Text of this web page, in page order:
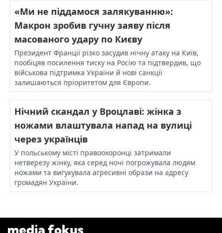
«Ми не піддамося залякуванню»:
Макрон зробив гучну заяву після
масованого удару по Києву
Президент Франції різко засудив нічну атаку на Київ,
пообіцяв посилення тиску на Росію та підтвердив, що
військова підтримка України й нові санкції
залишаються пріоритетом для Європи.
Нічний скандал у Вроцлаві: жінка з
ножами влаштувала напад на вулиці
через українців
У польському місті правоохоронці затримали
нетверезу жінку, яка серед ночі погрожувала людям
ножами та вигукувала агресивні образи на адресу
громадян України.